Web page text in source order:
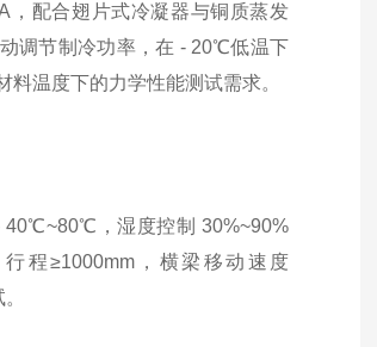
，配合翅片式冷凝器与铜质蒸发
调节制冷功率，在 - 20℃低温下
料温度下的力学性能测试需求。
40℃~80℃，湿度控制 30%~90%
程≥1000mm，横梁移动速度